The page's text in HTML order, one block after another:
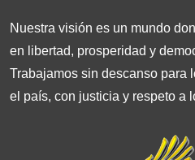
Nuestra visión es un mundo
en libertad, prosperidad y
Trabajamos sin descanso para
el país, con justicia y respeto a